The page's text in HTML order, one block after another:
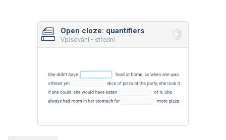
Open cloze: quantifiers
Vpisování • střední